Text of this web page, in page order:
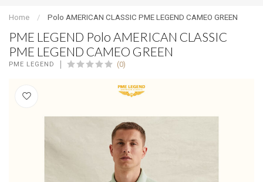
Home / Polo AMERICAN CLASSIC PME LEGEND CAMEO GREEN
PME LEGEND Polo AMERICAN CLASSIC
PME LEGEND CAMEO GREEN
PME LEGEND (0)